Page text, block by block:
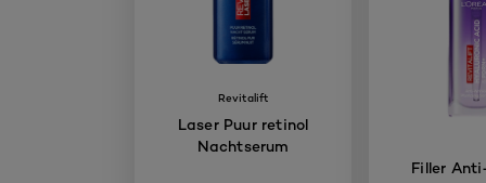
Revitalift
Laser Puur retinol
Nachtserum
Filler